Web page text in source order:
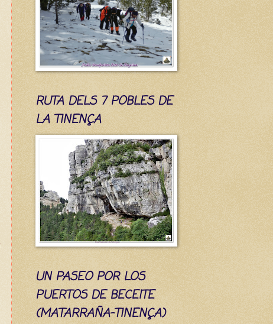
RUTA DELS 7 POBLES DE
LA TINENÇA
UN PASEO POR LOS
PUERTOS DE BECEITE
(MATARRAÑA-TINENÇA)